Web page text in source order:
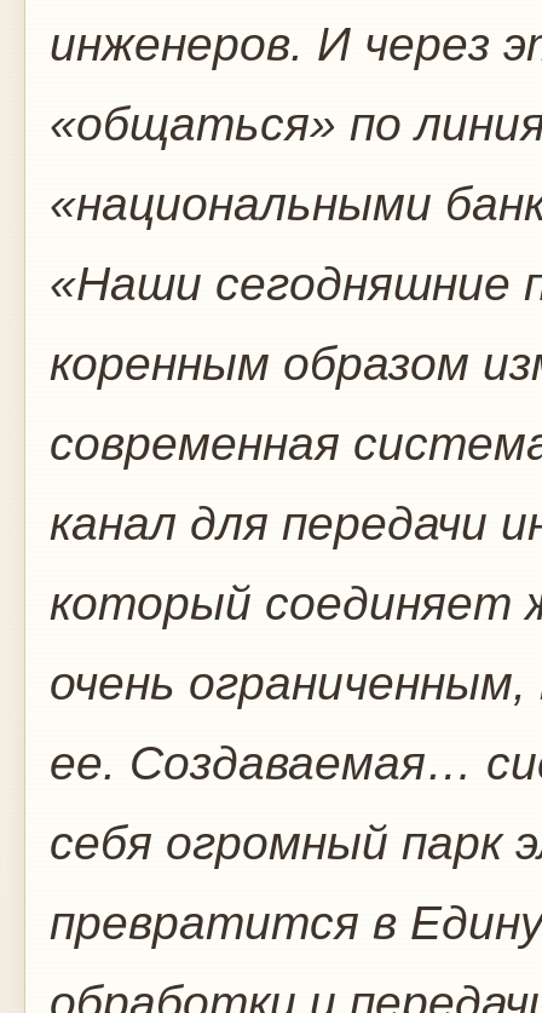
инженеров. И через
«общаться» по
«национальными
«Наши сегодняшние
коренным образом
современная
канал для передачи
который соединяет
очень
ее. Создаваемая…
себя огромный парк
превратится в